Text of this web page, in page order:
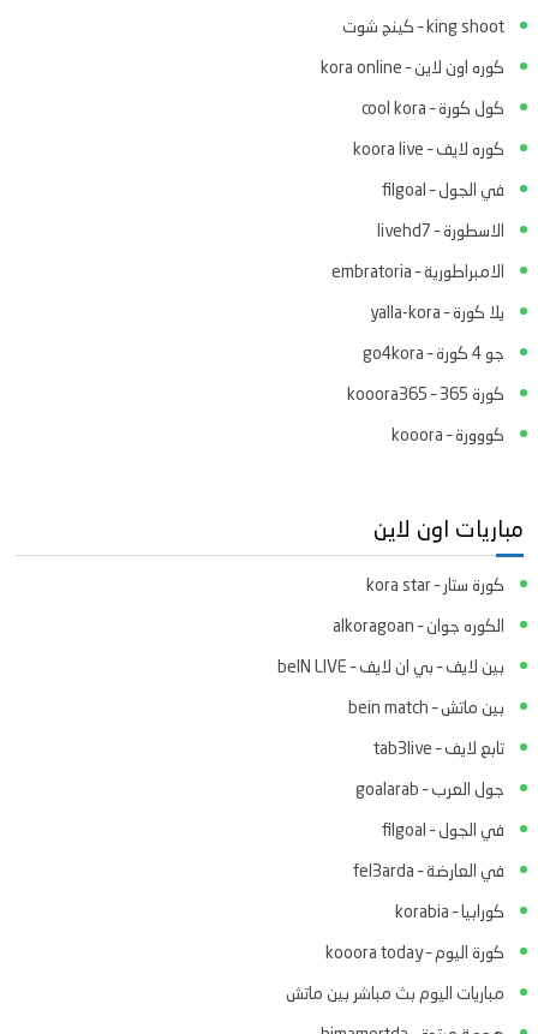
king shoot – كينج شوت
كوره اون لاين – kora online
كول كورة – cool kora
كوره لايف – koora live
في الجول – filgoal
الاسطورة – livehd7
الامبراطورية – embratoria
يلا كورة – yalla-kora
جو 4 كورة – go4kora
كورة 365 – kooora365
كووورة – kooora
مباريات اون لاين
كورة ستار – kora star
الكوره جوان – alkoragoan
بين لايف – بي ان لايف – beIN LIVE
بين ماتش – bein match
تابع لايف – tab3live
جول العرب – goalarab
في الجول – filgoal
في العارضة – fel3arda
كورابيا – korabia
كورة اليوم – kooora today
مباريات اليوم بث مباشر بين ماتش